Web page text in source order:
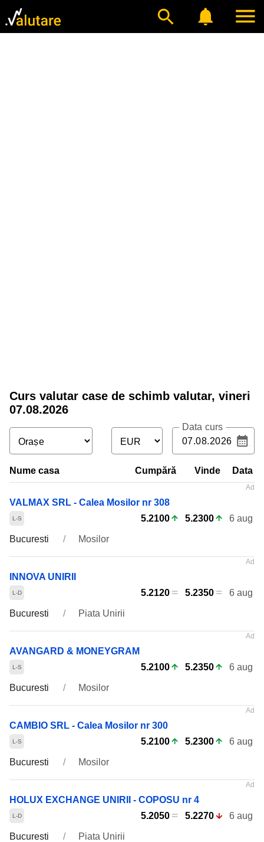
Curs valutar case de schimb valutar, vineri
07.08.2026
Data curs
Nume casa Cumpără Vinde Data
VALMAX SRL - Calea Mosilor nr 308
Bucuresti Mosilor
5.2100 5.2300 6 aug
INNOVA UNIRII
Bucuresti Piata Unirii
5.2120 5.2350 6 aug
AVANGARD & MONEYGRAM
Bucuresti Mosilor
5.2100 5.2350 6 aug
CAMBIO SRL - Calea Mosilor nr 300
Bucuresti Mosilor
5.2100 5.2300 6 aug
HOLUX EXCHANGE UNIRII - COPOSU nr 4
Bucuresti Piata Unirii
5.2050 5.2270 6 aug